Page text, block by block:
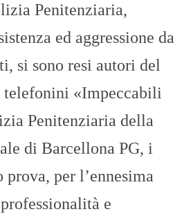
Penitenziaria,
ed aggressione da
si sono resi autori del
telefonini «Impeccabili
Penitenziaria della
di Barcellona PG, i
prova, per l’ennesima
e